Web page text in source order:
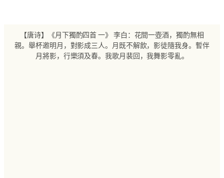
【唐诗】《月下獨酌四首 一》 李白：花間一壺酒，獨酌無相
親。舉杯邀明月，對影成三人。月既不解飲，影徒隨我身。暫伴
月將影，行樂須及春。我歌月裴回，我舞影零亂。